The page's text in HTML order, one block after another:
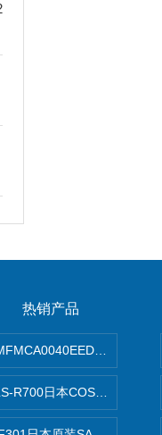
热销产品
H日本
R700日本COSMO科斯莫